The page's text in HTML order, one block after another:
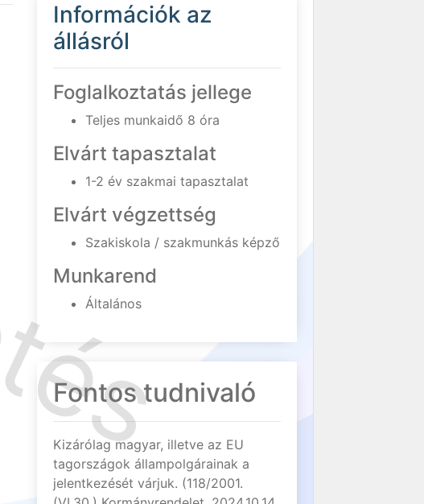
Információk az
állásról
Foglalkoztatás jellege
Teljes munkaidő 8 óra
Elvárt tapasztalat
1-2 év szakmai tapasztalat
Elvárt végzettség
Szakiskola / szakmunkás képző
Munkarend
Általános
Fontos tudnivaló
Kizárólag magyar, illetve az EU
tagországok állampolgárainak a
jelentkezését várjuk. (118/2001.